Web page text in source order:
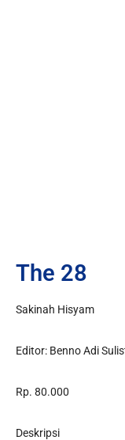
The 28
Sakinah Hisyam
Editor: Benno Adi
Rp. 80.000
Deskripsi